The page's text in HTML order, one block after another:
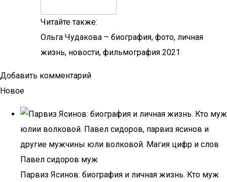
Читайте также:
Ольга Чудакова – биография, фото, личная
жизнь, новости, фильмография 2021
Добавить комментарий
Новое
Парвиз Ясинов: биография и личная жизнь. Кто муж